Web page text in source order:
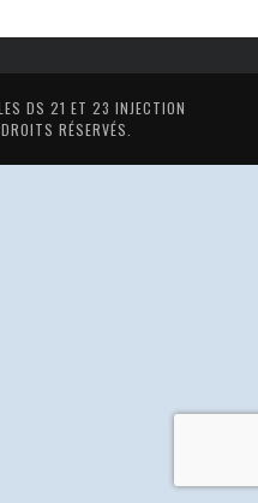
DS 21 ET 23 INJECTION
RÉSERVÉS.